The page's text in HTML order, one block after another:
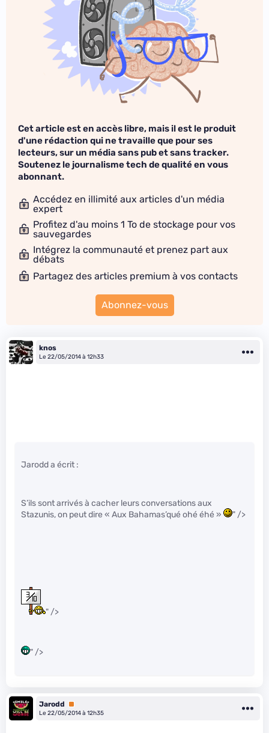
Cet article est en accès libre, mais il est le produit
d'une rédaction qui ne travaille que pour ses
lecteurs, sur un média sans pub et sans tracker.
Soutenez le journalisme tech de qualité en vous
abonnant.
Accédez en illimité aux articles d'un média
expert
Profitez d'au moins 1 To de stockage pour vos
sauvegardes
Intégrez la communauté et prenez part aux
débats
Partagez des articles premium à vos contacts
Abonnez-vous
knos
Le 22/05/2014 à 12h33
Jarodd a écrit :
S’ils sont arrivés à cacher leurs conversations aux
Stazunis, on peut dire « Aux Bahamas’qué ohé éhé »
" />
" />
" />
Jarodd
Premium
Le 22/05/2014 à 12h35